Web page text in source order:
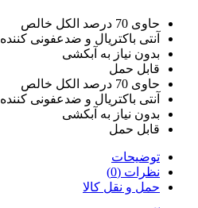
حاوی 70 درصد الکل خالص
آنتی باکتریال و ضدعفونی کننده
بدون نیاز به آبکشی
قابل حمل
حاوی 70 درصد الکل خالص
آنتی باکتریال و ضدعفونی کننده
بدون نیاز به آبکشی
قابل حمل
توضیحات
نظرات (0)
حمل و نقل کالا